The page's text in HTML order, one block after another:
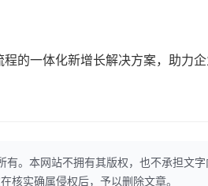
的一体化新增长解决方案，助力
。本网站不拥有其版权，也不承担文
核实确属侵权后，予以删除文章。